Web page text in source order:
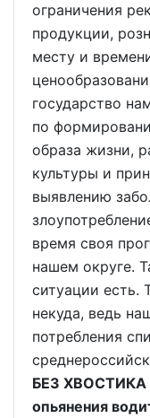
ограничения
продукции,
месту и
государство
по
образа жизни,
культуры и
выявлению
время своя
нашем округе.
ситуации есть.
некуда, ведь
потребления
БЕЗ ХВОСТИКА
опьянения